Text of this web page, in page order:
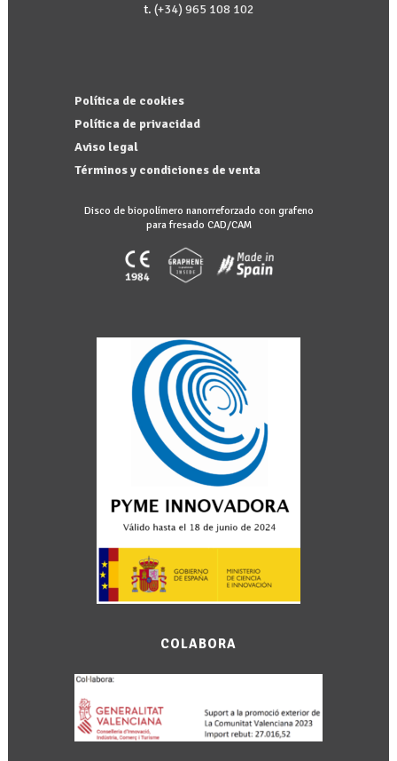
t. (+34) 965 108 102
Política de cookies
Política de privacidad
Aviso legal
Términos y condiciones de venta
Disco de biopolímero nanorreforzado con grafeno
para fresado CAD/CAM
COLABORA